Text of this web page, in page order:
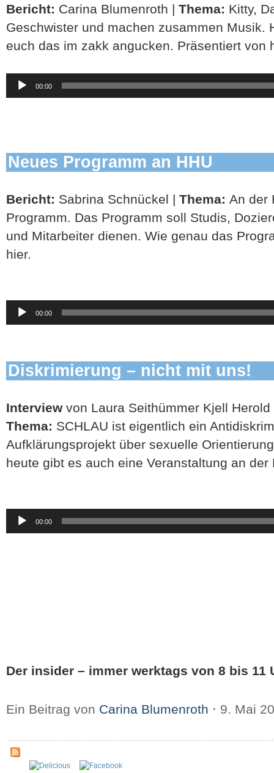
Bericht: Carina Blumenroth | Thema: Kitty,
Geschwister und machen zusammen Musik.
euch das im zakk angucken. Präsentiert von
Audio-
Player
00:00
Neues Programm an HHU
Bericht: Sabrina Schnückel | Thema: An der
Programm. Das Programm soll Studis,
und Mitarbeiter dienen. Wie genau das
hier.
Audio-
Player
00:00
Diskrimierung – nicht mit uns!
Interview von Laura Seithümmer Kjell
Thema: SCHLAU ist eigentlich ein
Aufklärungsprojekt über sexuelle
heute gibt es auch eine Veranstaltung an der
Audio-
Player
00:00
Der insider – immer werktags von 8 bis 11
Ein Beitrag von Carina Blumenroth ⋅ 9. Mai